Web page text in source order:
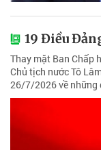
19 Điều
Thay mặt Ban Chấp
Chủ tịch nước Tô
26/7/2026 về những